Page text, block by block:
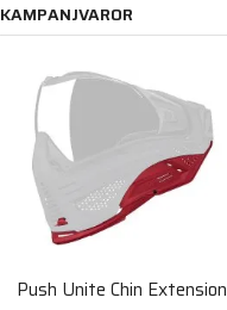
KAMPANJVAROR
Push Unite Chin Extension